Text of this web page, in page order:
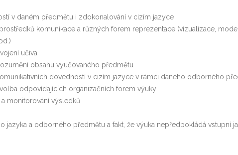
v daném předmětu i zdokonalování v cizím jazyce
komunikace a různých forem reprezentace (vizualizace,
učiva
obsahu vyučovaného předmětu
dovedností v cizím jazyce v rámci daného odborného
odpovídajících organizačních forem výuky
monitorování výsledků
jazyka a odborného předmětu a fakt, že výuka nepředpokládá vstupní